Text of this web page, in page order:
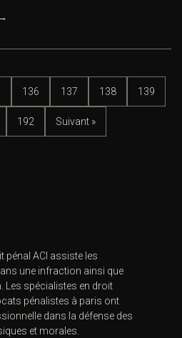
136 137 138 139
192 Suivant »
pénal ACI assiste les
une infraction ainsi que
Les spécialistes en droit
pénalistes à paris ont
dans la défense des
et morales.